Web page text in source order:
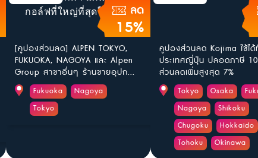
ลด
15%
[คูปองส่วนลด] ALPEN TOKYO,
FUKUOKA, NAGOYA และ Alpen
Group สาขาอื่นๆ ร้านขายอุปก...
Fukuoka
Nagoya
Tokyo
คูปองส่วนลด Kojima ใช้ได้
ประเทศญี่ปุ่น ปลอดภาษี
ส่วนลดเพิ่มสูงสุด 7%
Tokyo Osaka
Nagoya
Shikoku
Chugoku
Hokkaido
Tohoku
Okinawa